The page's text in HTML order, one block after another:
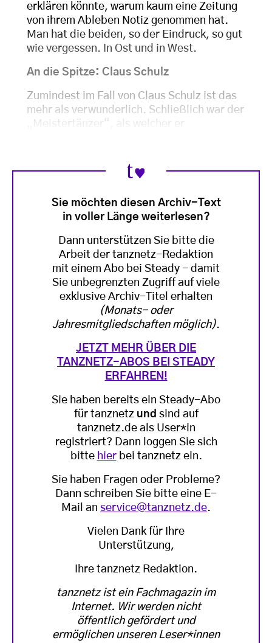
erklären könnte, warum kaum eine Zeitung
von ihrem Ableben Notiz genommen hat.
Man hat die beiden, so der Eindruck, so gut
wie vergessen. In Ost und in West.
An die Spitze: Claus Schulz
Zumindest im Fall von Claus Schulz ist das
mehr als verwunderlich. Schließlich war der
„Meistertänzer“, als welcher er
Sie möchten diesen Archiv-Text
in voller Länge weiterlesen?
Dann unterstützen Sie bitte die
Arbeit der tanznetz-Redaktion
mit einem Abo bei Steady - damit
Sie unbegrenzten Zugriff auf viele
exklusive Archiv-Titel erhalten
(Monats- oder
Jahresmitgliedschaften möglich).
JETZT MEHR ÜBER DIE
TANZNETZ-ABOS BEI STEADY
ERFAHREN!
Sie haben bereits ein Steady-Abo
für tanznetz und sind auf
tanznetz.de als User*in
registriert? Dann loggen Sie sich
bitte hierbei tanznetz ein.
Sie haben Fragen oder Probleme?
Dann schreiben Sie bitte eine E-
Mail an service@tanznetz.de.
Vielen Dank für Ihre
Unterstützung,
Ihre tanznetz Redaktion.
tanznetz ist ein Fachmagazin im
Internet. Wir werden nicht
öffentlich gefördert und
ermöglichen unseren Leser*innen